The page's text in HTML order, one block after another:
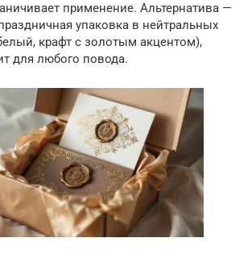
применение. Альтернатива —
упаковка в нейтральных
крафт с золотым акцентом),
для любого повода.